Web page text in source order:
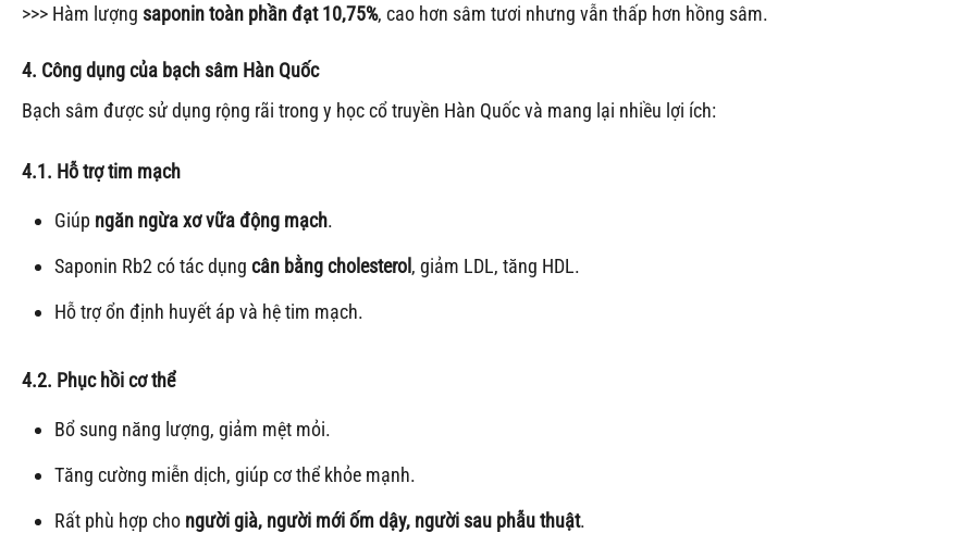
>>> Hàm lượng saponin toàn phần đạt 10,75%, cao hơn sâm tươi nhưng vẫn thấp hơn hồng sâm.
4. Công dụng của bạch sâm Hàn Quốc
Bạch sâm được sử dụng rộng rãi trong y học cổ truyền Hàn Quốc và mang lại nhiều lợi ích:
4.1. Hỗ trợ tim mạch
Giúp ngăn ngừa xơ vữa động mạch.
Saponin Rb2 có tác dụng cân bằng cholesterol , giảm LDL, tăng HDL.
Hỗ trợ ổn định huyết áp và hệ tim mạch.
4.2. Phục hồi cơ thể
Bổ sung năng lượng, giảm mệt mỏi.
Tăng cường miễn dịch, giúp cơ thể khỏe mạnh.
Rất phù hợp cho người già, người mới ốm dậy, người sau phẫu thuật.